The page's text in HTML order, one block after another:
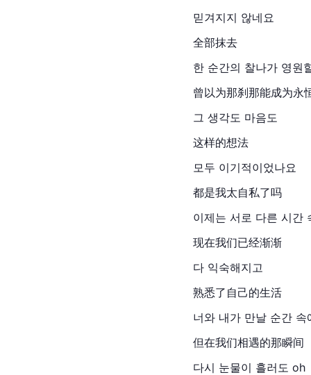
믿겨지지 않네요
全部抹去
한 순간의 찰나가 영원
曾以为那刹那能成为永
그 생각도 마음도
这样的想法
모두 이기적이었나요
都是我太自私了吗
이제는 서로 다른 시간
现在我们已经渐渐
다 익숙해지고
熟悉了自己的生活
너와 내가 만날 순간 속
但在我们相遇的那瞬间
다시 눈물이 흘러도 oh